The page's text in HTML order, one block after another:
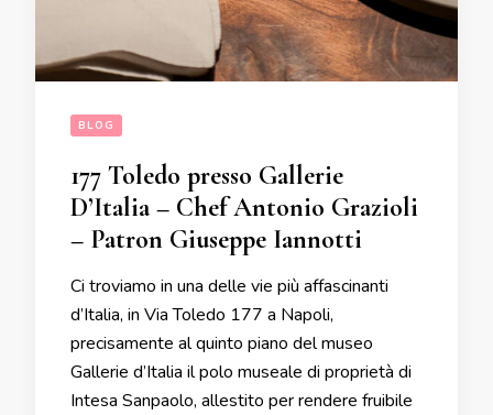
BLOG
177 Toledo presso Gallerie
D’Italia – Chef Antonio Grazioli
– Patron Giuseppe Iannotti
Ci troviamo in una delle vie più affascinanti
d’Italia, in Via Toledo 177 a Napoli,
precisamente al quinto piano del museo
Gallerie d’Italia il polo museale di proprietà di
Intesa Sanpaolo, allestito per rendere fruibile